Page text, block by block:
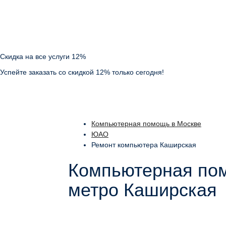
Скидка на все услуги 12%
Успейте заказать со скидкой 12% только сегодня!
Компьютерная помощь в Москве
ЮАО
Ремонт компьютера Каширская
Компьютерная
метро Каширская